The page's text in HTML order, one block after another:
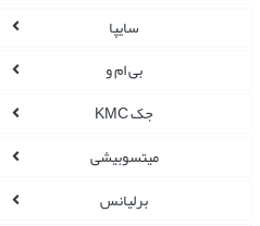
سایپا
بی ام و
جک KMC
میتسوبیشی
برلیانس